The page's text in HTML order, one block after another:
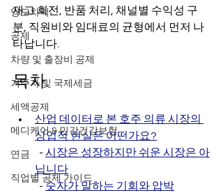
양도차익
공제
차량 및 출장비 공제
거주자 및 국제세금
세액공제
메디케어 & 민간건강보험
연금
직업별 공제 가이드
재고 회전, 반품 처리, 채널별 수익성 구
분, 직원비와 임대료의 균형에서 먼저 나
타납니다.
목차
산업 데이터로 본 호주 의류 시장의
상업적 현실은 어떤가요?
  -
시장은 성장하지만 쉬운 시장은 아
닙니다
  -
숫자가 말하는 기회와 압박